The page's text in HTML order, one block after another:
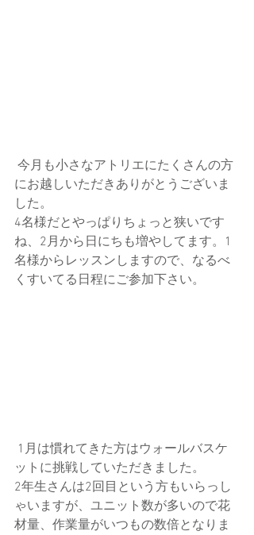
にお越しいただきありがとうございま
した。
4名様だとやっぱりちょっと狭いです
ね、2月から日にちも増やしてます。1
名様からレッスンしますので、なるべ
くすいてる日程にご参加下さい。
ットに挑戦していただきました。
2年生さんは2回目という方もいらっし
ゃいますが、ユニット数が多いので花
材量、作業量がいつもの数倍となりま